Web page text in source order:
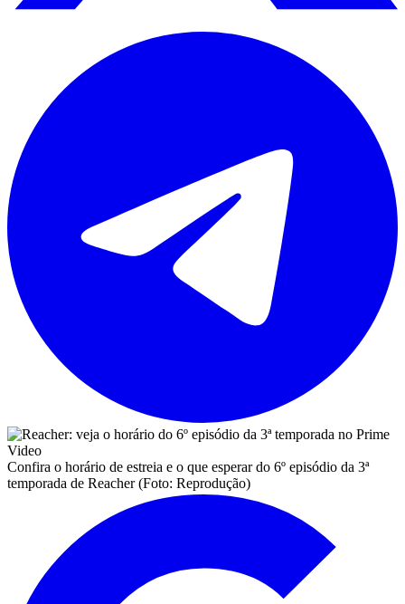
Confira o horário de estreia e o que esperar do 6º episódio da 3ª
temporada de Reacher (Foto: Reprodução)